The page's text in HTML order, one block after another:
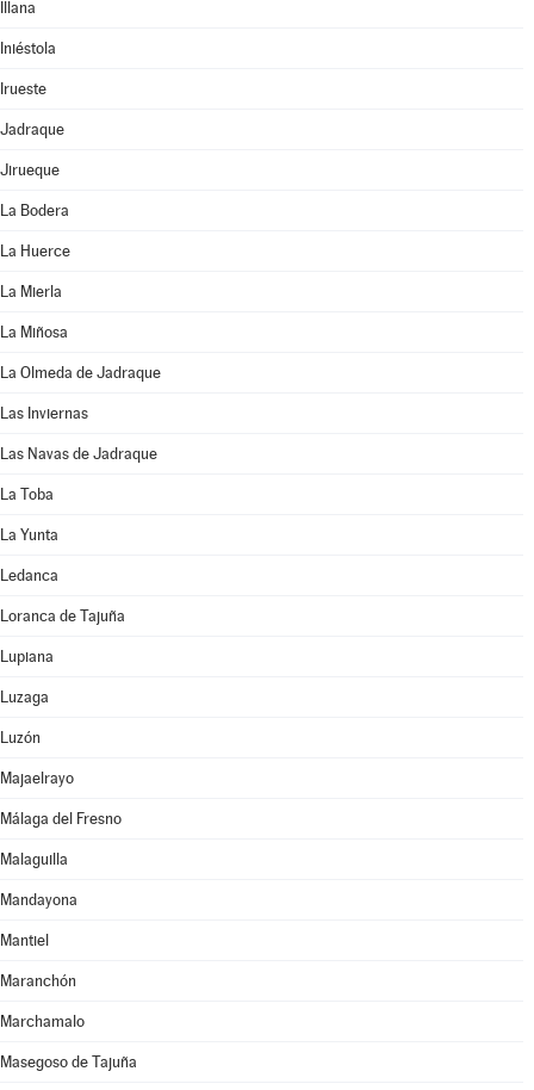
Illana
Iniéstola
Irueste
Jadraque
Jirueque
La Bodera
La Huerce
La Mierla
La Miñosa
La Olmeda de Jadraque
Las Inviernas
Las Navas de Jadraque
La Toba
La Yunta
Ledanca
Loranca de Tajuña
Lupiana
Luzaga
Luzón
Majaelrayo
Málaga del Fresno
Malaguilla
Mandayona
Mantiel
Maranchón
Marchamalo
Masegoso de Tajuña